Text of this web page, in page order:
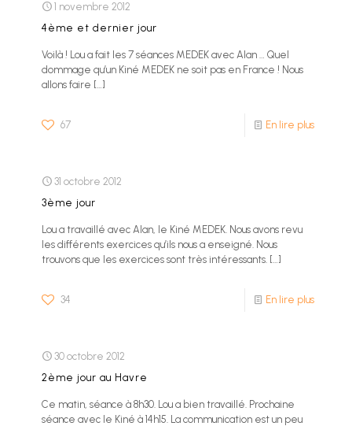
1 novembre 2012
4ème et dernier jour
Voilà ! Lou a fait les 7 séances MEDEK avec Alan … Quel
dommage qu’un Kiné MEDEK ne soit pas en France ! Nous
allons faire […]
67 En lire plus
31 octobre 2012
3ème jour
Lou a travaillé avec Alan, le Kiné MEDEK. Nous avons revu
les différents exercices qu’ils nous a enseigné. Nous
trouvons que les exercices sont très intéressants. […]
34 En lire plus
30 octobre 2012
2ème jour au Havre
Ce matin, séance à 8h30. Lou a bien travaillé. Prochaine
séance avec le Kiné à 14h15. La communication est un peu